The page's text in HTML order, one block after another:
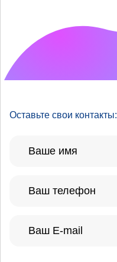
Оставьте свои контакты: